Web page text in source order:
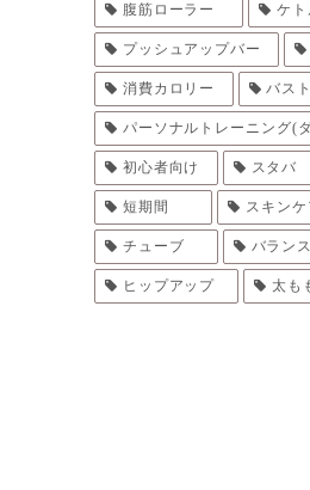
腹筋ローラー ケ
プッシュアップバー
消費カロリー バス
パーソナルトレーニング(
初心者向け スタバ
短期間 スキンケ
チューブ バラン
ヒップアップ 太も